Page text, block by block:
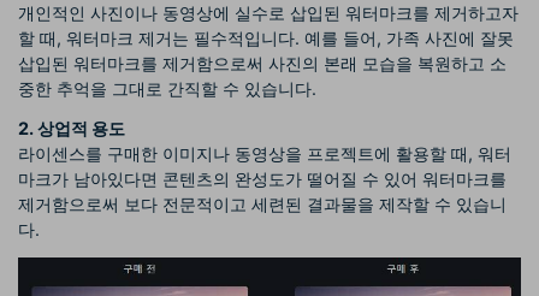
개인적인 사진이나 동영상에 실수로 삽입된 워터마크를 제거하고자
할 때, 워터마크 제거는 필수적입니다. 예를 들어, 가족 사진에 잘못
삽입된 워터마크를 제거함으로써 사진의 본래 모습을 복원하고 소
중한 추억을 그대로 간직할 수 있습니다.
2. 상업적 용도
라이센스를 구매한 이미지나 동영상을 프로젝트에 활용할 때, 워터
마크가 남아있다면 콘텐츠의 완성도가 떨어질 수 있어 워터마크를
제거함으로써 보다 전문적이고 세련된 결과물을 제작할 수 있습니
다.